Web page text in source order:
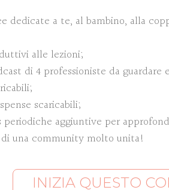
dedicate a te, al bambino, alla
alle lezioni;
di 4 professioniste da guardare
scaricabili;
periodiche aggiuntive per
una community molto unita!
INIZIA QUESTO